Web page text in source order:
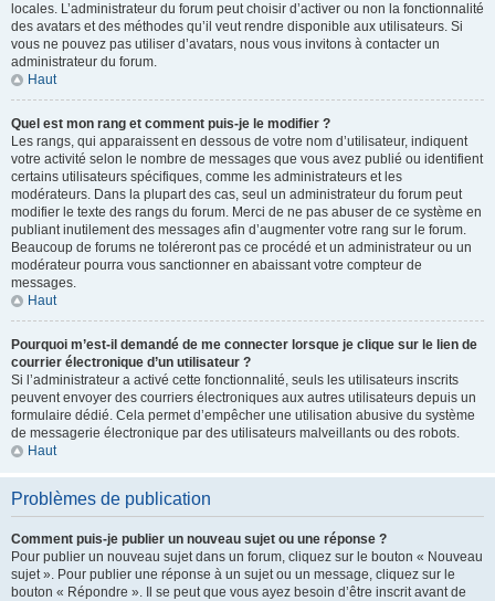
locales. L’administrateur du forum peut choisir d’activer ou non la fonctionnalité
des avatars et des méthodes qu’il veut rendre disponible aux utilisateurs. Si
vous ne pouvez pas utiliser d’avatars, nous vous invitons à contacter un
administrateur du forum.
Haut
Quel est mon rang et comment puis-je le modifier ?
Les rangs, qui apparaissent en dessous de votre nom d’utilisateur, indiquent
votre activité selon le nombre de messages que vous avez publié ou identifient
certains utilisateurs spécifiques, comme les administrateurs et les
modérateurs. Dans la plupart des cas, seul un administrateur du forum peut
modifier le texte des rangs du forum. Merci de ne pas abuser de ce système en
publiant inutilement des messages afin d’augmenter votre rang sur le forum.
Beaucoup de forums ne toléreront pas ce procédé et un administrateur ou un
modérateur pourra vous sanctionner en abaissant votre compteur de
messages.
Haut
Pourquoi m’est-il demandé de me connecter lorsque je clique sur le lien de
courrier électronique d’un utilisateur ?
Si l’administrateur a activé cette fonctionnalité, seuls les utilisateurs inscrits
peuvent envoyer des courriers électroniques aux autres utilisateurs depuis un
formulaire dédié. Cela permet d’empêcher une utilisation abusive du système
de messagerie électronique par des utilisateurs malveillants ou des robots.
Haut
Problèmes de publication
Comment puis-je publier un nouveau sujet ou une réponse ?
Pour publier un nouveau sujet dans un forum, cliquez sur le bouton « Nouveau
sujet ». Pour publier une réponse à un sujet ou un message, cliquez sur le
bouton « Répondre ». Il se peut que vous ayez besoin d’être inscrit avant de